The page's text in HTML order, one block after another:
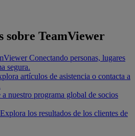
sobre TeamViewer
Conectando personas, lugares
segura.
artículos de asistencia o contacta a
a nuestro programa global de socios
Explora los resultados de los clientes de